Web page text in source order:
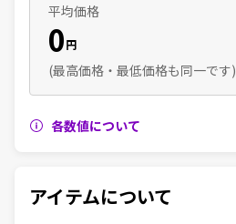
平均価格
0円
(最高価格・最低価格も同一です)
各数値について
アイテムについて